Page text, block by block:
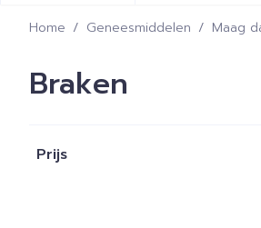
Home / Geneesmiddelen / Maag
Braken
Prijs